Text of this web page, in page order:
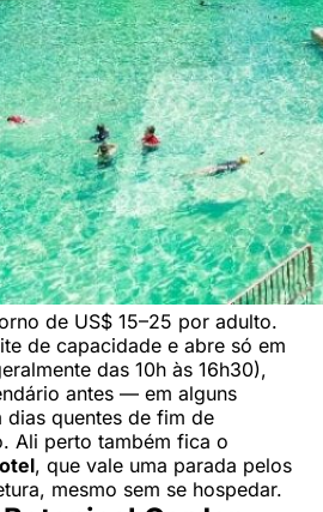
de US$ 15–25 por adulto.
de capacidade e abre só em
das 10h às 16h30),
antes — em alguns
dias quentes de fim de
Ali perto também fica o
, que vale uma parada pelos
mesmo sem se hospedar.